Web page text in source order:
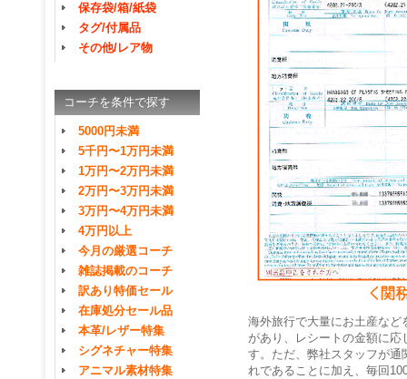
保存袋/箱/紙袋
タグ/付属品
その他/レア物
コーチを条件で探す
5000円未満
5千円〜1万円未満
1万円〜2万円未満
2万円〜3万円未満
3万円〜4万円未満
4万円以上
今月の厳選コーチ
雑誌掲載のコーチ
訳あり特価セール
在庫処分セール品
本革/レザー特集
シグネチャー特集
アニマル素材特集
海外旅行で大量にお土産な
があり、レシートの金額に
す。ただ、弊社スタッフが
れであることに加え、毎回